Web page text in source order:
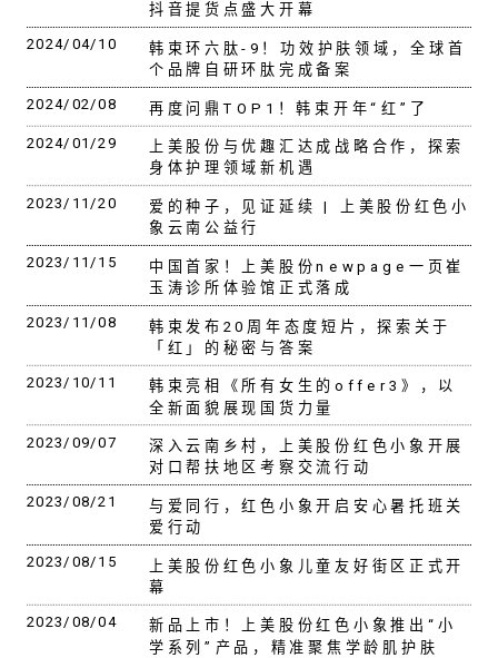
抖音提货点盛大开幕
2024/04/10
韩束环六肽-9！功效护肤领域，全球首
个品牌自研环肽完成备案
2024/02/08
再度问鼎TOP1！韩束开年“红”了
2024/01/29 上美股份与优趣汇达成战略合作，探索
身体护理领域新机遇
2023/11/20 爱的种子，见证延续 | 上美股份红色小
象云南公益行
2023/11/15
中国首家！上美股份newpage一页崔
玉涛诊所体验馆正式落成
2023/11/08
韩束发布20周年态度短片，探索关于
「红」的秘密与答案
2023/10/11 韩束亮相《所有女生的offer3》，以
全新面貌展现国货力量
2023/09/07
深入云南乡村，上美股份红色小象开展
对口帮扶地区考察交流行动
2023/08/21
与爱同行，红色小象开启安心暑托班关
爱行动
2023/08/15 上美股份红色小象儿童友好街区正式开
幕
2023/08/04
新品上市！上美股份红色小象推出“小
学系列”产品，精准聚焦学龄肌护肤